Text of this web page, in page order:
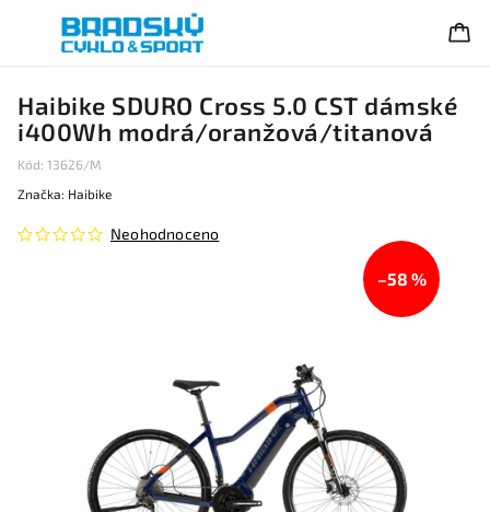
Haibike SDURO Cross 5.0 CST dámské
i400Wh modrá/oranžová/titanová
Kód: 13626/M
Neohodnoceno
Značka: Haibike
–58 %